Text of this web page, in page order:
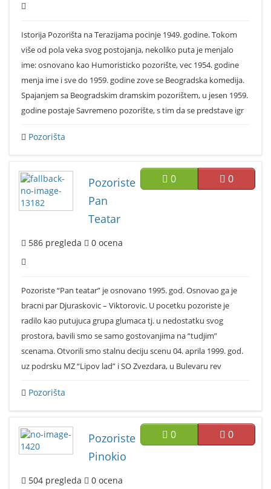
Istorija Pozorišta na Terazijama pocinje 1949. godine. Tokom
više od pola veka svog postojanja, nekoliko puta je menjalo
ime: osnovano kao Humoristicko pozorište, vec 1954. godine
menja ime i sve do 1959. godine zove se Beogradska komedija.
Spajanjem sa Beogradskim dramskim pozorištem, u jesen 1959.
godine postaje Savremeno pozorište, s tim da se predstave igr
Pozorišta
0 0
Pozoriste
Pan
Teatar
586 pregleda 0 ocena
Pozoriste “Pan teatar” je osnovano 1995. god. Osnovao ga je
bracni par Djuraskovic – Viktorovic. U pocetku pozoriste je
radilo kao putujuca grupa glumaca tj. u nedostatku svog
prostora, bavili smo se samo gostovanjima na “tudjim”
scenama. Otvorili smo stalnu deciju scenu 04. aprila 1999. god.
uz podrsku MZ “Lipov lad” i SO Zvezdara, u Bulevaru rev
Pozorišta
0 0
Pozoriste
Pinokio
504 pregleda 0 ocena